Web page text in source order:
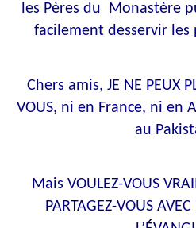
les Pères du Monastère
facilement desservir les
Chers amis, JE NE PEUX
VOUS, ni en France, ni en
au
Mais VOULEZ-VOUS
PARTAGEZ-VOUS